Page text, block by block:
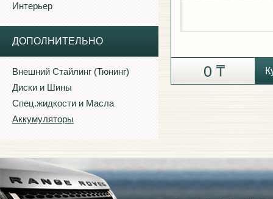
Интерьер
ДОПОЛНИТЕЛЬНО
Внешний Стайлинг (Тюнинг)
Диски и Шины
Спец.жидкости и Масла
Аккумуляторы
0